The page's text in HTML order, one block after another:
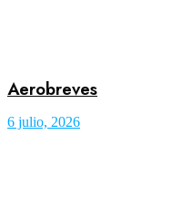
Aerobreves
6 julio, 2026